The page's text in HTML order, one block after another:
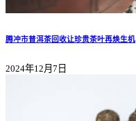
腾冲市普洱茶回收让珍贵茶叶再焕生机
2024年12月7日